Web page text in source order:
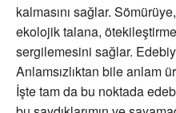
kalmasını sağlar.
ekolojik talana,
sergilemesini sağlar.
Anlamsızlıktan bile anlam
İşte tam da bu noktada